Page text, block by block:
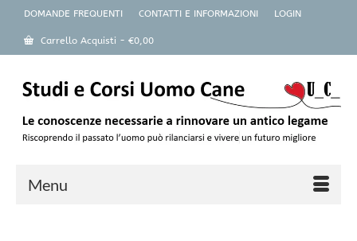
DOMANDE FREQUENTI CONTATTI E INFORMAZIONI LOGIN
Carrello Acquisti - €0,00
Menu